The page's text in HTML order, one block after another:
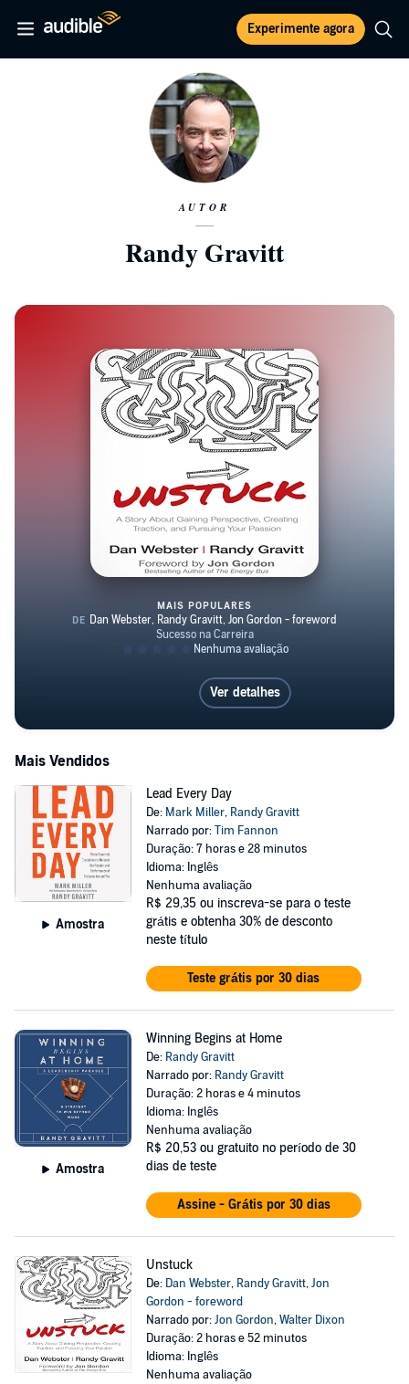
Experimente agora
AUTOR
Randy Gravitt
Unstuck
MAIS POPULARES
Ver detalhes
Mais Vendidos
Amostra
Lead Every Day
De: Mark Miller, Randy Gravitt
Narrado por:Tim Fannon
Duração: 7 horas e 28 minutos
Idioma: Inglês
Nenhuma avaliação
R$ 29,35 ou inscreva-se para o teste
grátis e obtenha 30% de desconto
neste título
Teste grátis por 30 dias
Amostra
Winning Begins at Home
De: Randy Gravitt
Narrado por: Randy Gravitt
Duração: 2 horas e 4 minutos
Idioma: Inglês
Nenhuma avaliação
R$ 20,53 ou gratuito no período de 30
dias de teste
Assine - Grátis por 30 dias
Unstuck
De: Dan Webster, Randy Gravitt,Jon
Gordon - foreword
Narrado por:Jon Gordon,Walter Dixon
Duração: 2 horas e 52 minutos
Idioma: Inglês
Nenhuma avaliação